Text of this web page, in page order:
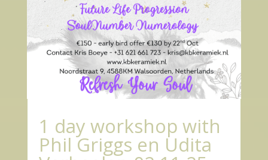
1 day workshop with
Phil Griggs en Udita